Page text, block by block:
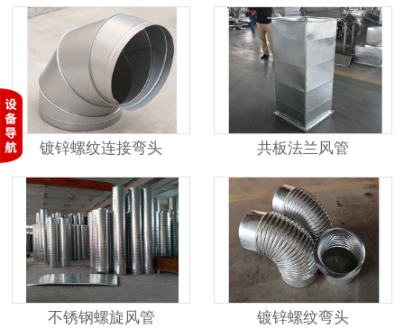
共板法兰风管
镀锌螺纹连接弯头
镀锌螺纹弯头
不锈钢螺旋风管